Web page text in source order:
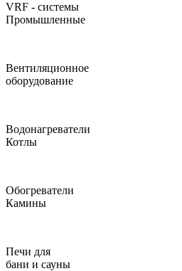
VRF - системы
Промышленные
Вентиляционное
оборудование
Водонагреватели
Котлы
Обогреватели
Камины
Печи для
бани и сауны